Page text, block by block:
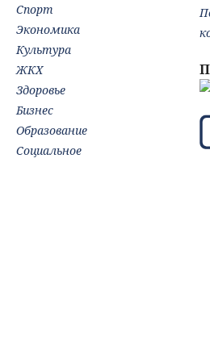
Спорт
Экономика
Культура
ЖКХ
Здоровье
Бизнес
Образование
Социальное